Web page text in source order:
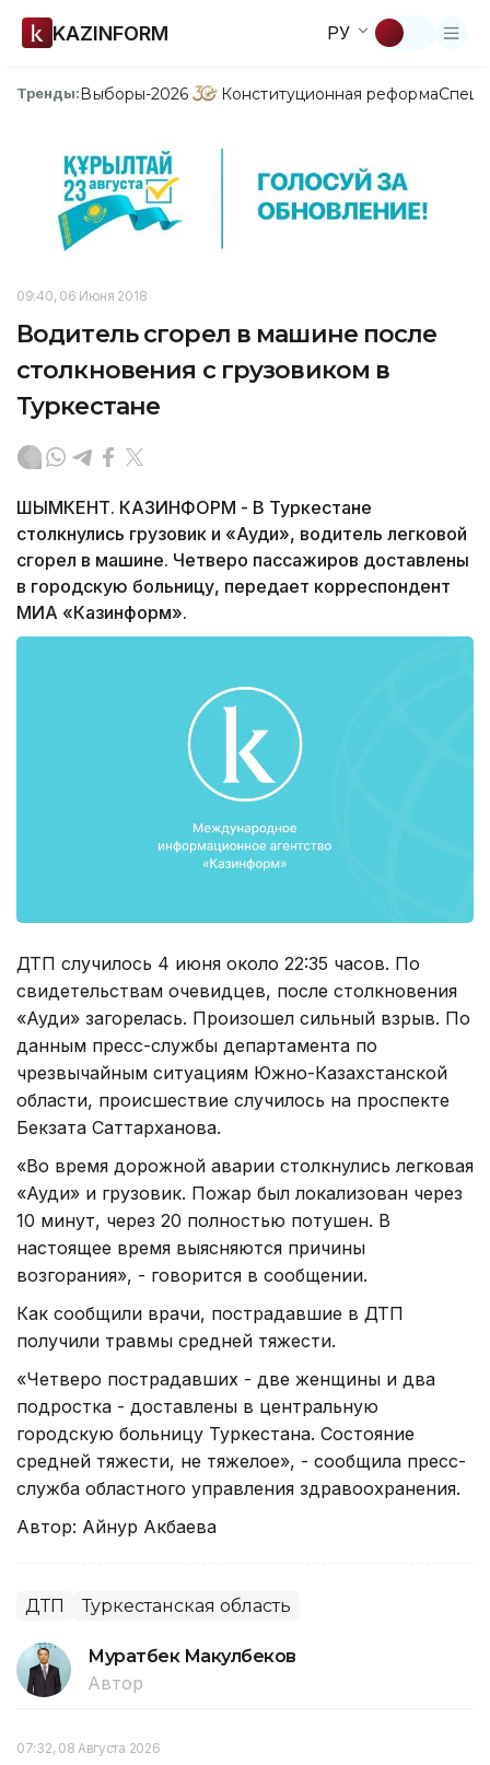
KAZINFORM РУ
Тренды:Выборы-2026 Конституционная реформа
09:40, 06 Июня 2018
Водитель сгорел в машине после
столкновения с грузовиком в
Туркестане
ШЫМКЕНТ. КАЗИНФОРМ - В Туркестане
столкнулись грузовик и «Ауди», водитель легковой
сгорел в машине. Четверо пассажиров доставлены
в городскую больницу, передает корреспондент
МИА «Казинформ».
ДТП случилось 4 июня около 22:35 часов. По
свидетельствам очевидцев, после столкновения
«Ауди» загорелась. Произошел сильный взрыв. По
данным пресс-службы департамента по
чрезвычайным ситуациям Южно-Казахстанской
области, происшествие случилось на проспекте
Бекзата Саттарханова.
«Во время дорожной аварии столкнулись легковая
«Ауди» и грузовик. Пожар был локализован через
10 минут, через 20 полностью потушен. В
настоящее время выясняются причины
возгорания», - говорится в сообщении.
Как сообщили врачи, пострадавшие в ДТП
получили травмы средней тяжести.
«Четверо пострадавших - две женщины и два
подростка - доставлены в центральную
городскую больницу Туркестана. Состояние
средней тяжести, не тяжелое», - сообщила пресс-
служба областного управления здравоохранения.
Автор: Айнур Акбаева
ДТП Туркестанская область
Муратбек Макулбеков
Автор
07:32, 08 Августа 2026